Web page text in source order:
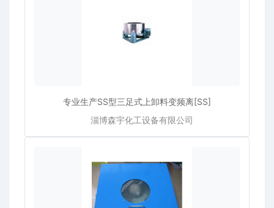
专业生产SS型三足式上卸料变频离[SS]
淄博森宇化工设备有限公司